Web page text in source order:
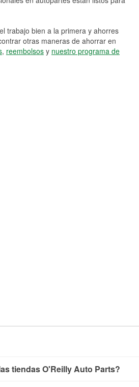
trabajo bien a la primera y ahorres
otras maneras de ahorrar en
, reembolsos y nuestro programa de
tiendas O'Reilly Auto Parts?